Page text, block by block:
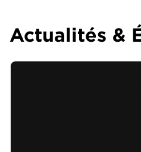
Actualités &